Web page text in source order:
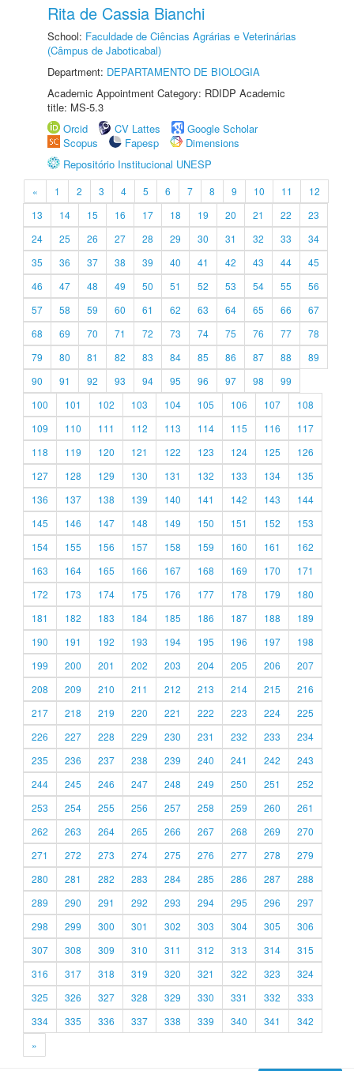
Rita de Cassia Bianchi
School: Faculdade de Ciências Agrárias e Veterinárias
(Câmpus de Jaboticabal)
Department: DEPARTAMENTO DE BIOLOGIA
Academic Appointment Category: RDIDP Academic
title: MS-5.3
Orcid
CV Lattes
Google Scholar
Scopus
Fapesp
Dimensions
Repositório Institucional UNESP
« 1 2 3 4 5 6 7 8 9 10 11
12
13
14 15 16 17 18 19 20 21 22
23
24
25 26 27 28 29 30 31 32 33
34
35
36 37 38 39 40 41 42 43 44
45
46
47 48 49 50 51 52 53 54 55
56
57
58 59 60 61 62 63 64 65 66
67
68
69 70 71 72 73 74 75 76 77
78
79
80 81 82 83 84 85 86 87 88
89
90
91 92 93 94 95 96 97 98
99
100
101 102 103 104 105 106 107
108
109
110 111 112 113 114 115 116
117
118
119 120 121 122 123 124 125
126
127
128 129 130 131 132 133 134
135
136
137 138 139 140 141 142 143
144
145
146 147 148 149 150 151 152
153
154
155 156 157 158 159 160 161
162
163
164 165 166 167 168 169 170
171
172
173 174 175 176 177 178 179
180
181
182 183 184 185 186 187 188
189
190
191 192 193 194 195 196 197
198
199
200 201 202 203 204 205 206
207
208
209 210 211 212 213 214 215
216
217
218 219 220 221 222 223 224
225
226
227 228 229 230 231 232 233
234
235
236 237 238 239 240 241 242
243
244
245 246 247 248 249 250 251
252
253
254 255 256 257 258 259 260
261
262
263 264 265 266 267 268 269
270
271
272 273 274 275 276 277 278
279
280
281 282 283 284 285 286 287
288
289
290 291 292 293 294 295 296
297
298
299 300 301 302 303 304 305
306
307
308 309 310 311 312 313 314
315
316
317 318 319 320 321 322 323
324
325
326 327 328 329 330 331 332
333
334
335 336 337 338 339 340 341
342
»